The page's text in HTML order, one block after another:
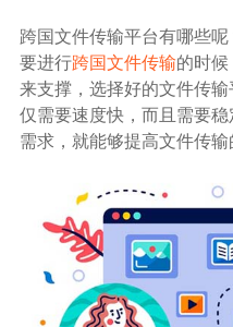
镭速FTP加速
内外网文件交换
数据迁移
数据协作
数据分发
关于镭速
帮助中心
跨国文件传输平台有哪些
要进行跨国文件传输的时
来支撑，选择好的文件传
仅需要速度快，而且需要
需求，就能够提高文件传输